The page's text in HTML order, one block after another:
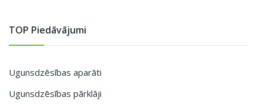
TOP Piedāvājumi
Ugunsdzēsības aparāti
Ugunsdzēsības pārklāji